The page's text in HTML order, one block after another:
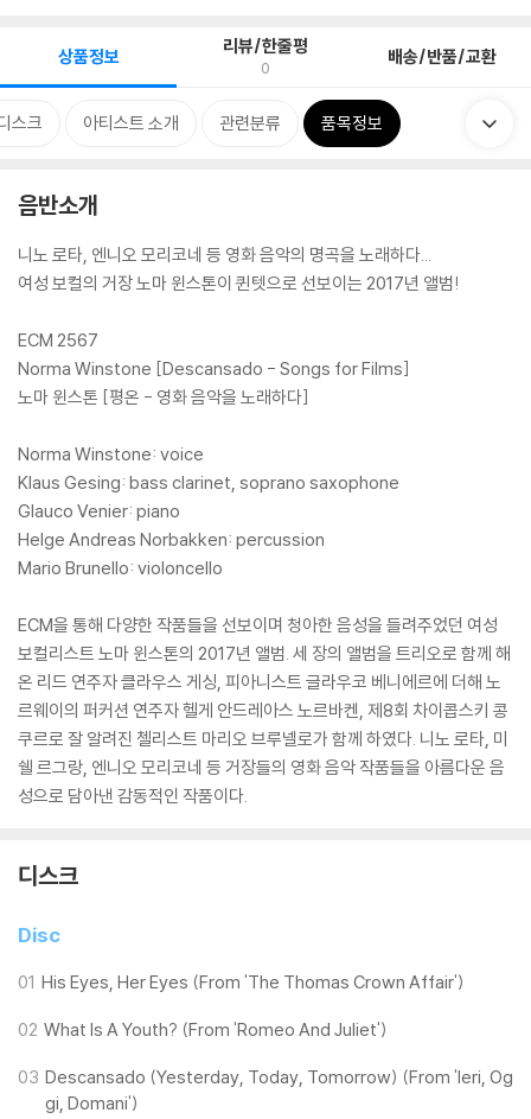
상품정보 리뷰/한줄평
0 배송/반품/교환
스크 아티스트 소개 관련분류 품목정보
음반소개
니노 로타, 엔니오 모리코네 등 영화 음악의 명곡을 노래하다...
여성 보컬의 거장 노마 윈스톤이 퀸텟으로 선보이는 2017년 앨범!
ECM 2567
Norma Winstone [Descansado - Songs for Films]
노마 윈스톤 [평온 - 영화 음악을 노래하다]
Norma Winstone: voice
Klaus Gesing: bass clarinet, soprano saxophone
Glauco Venier: piano
Helge Andreas Norbakken: percussion
Mario Brunello: violoncello
ECM을 통해 다양한 작품들을 선보이며 청아한 음성을 들려주었던 여성
보컬리스트 노마 윈스톤의 2017년 앨범. 세 장의 앨범을 트리오로 함께 해
온 리드 연주자 클라우스 게싱, 피아니스트 글라우코 베니에르에 더해 노
르웨이의 퍼커션 연주자 헬게 안드레아스 노르바켄, 제8회 차이콥스키 콩
쿠르로 잘 알려진 첼리스트 마리오 브루넬로가 함께 하였다. 니노 로타, 미
쉘 르그랑, 엔니오 모리코네 등 거장들의 영화 음악 작품들을 아름다운 음
성으로 담아낸 감동적인 작품이다.
디스크
Disc
01 His Eyes, Her Eyes (From 'The Thomas Crown Affair')
02 What Is A Youth? (From 'Romeo And Juliet')
03 Descansado (Yesterday, Today, Tomorrow) (From 'Ieri, Og
gi, Domani')